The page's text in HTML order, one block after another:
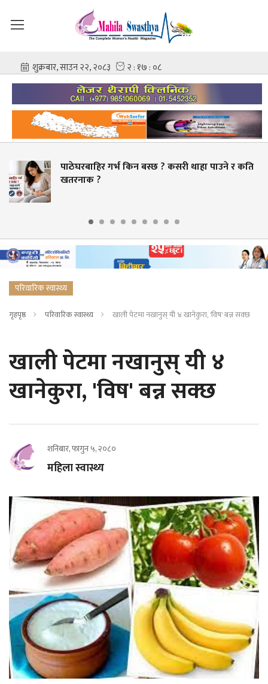
किन बस्छ ? कसरी थाहा पाउने र कति
स्वास्थ्य
परिवारिक स्वास्थ्य
गृहपृष्ठ परिवारिक स्वास्थ्य खाली पेटमा नखानुस् यी ४ खानेकुरा, 'विष' बन्न सक्छ
खाली पेटमा नखानुस् यी ४
खानेकुरा, 'विष' बन्न सक्छ
शनिबार, फागुन ५, २०८०
महिला स्वास्थ्य